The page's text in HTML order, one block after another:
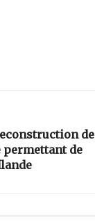
de
permettant de